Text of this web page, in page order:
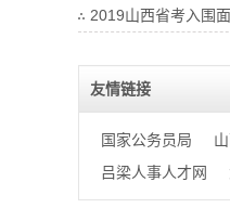
2019山西省考入围
友情链接
国家公务员局
吕梁人事人才网